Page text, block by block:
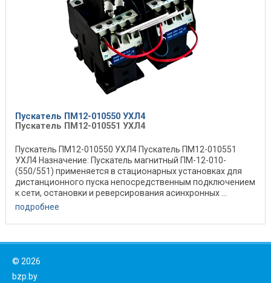
Пускатель ПМ12-010550 УХЛ4
Пускатель ПМ12-010551 УХЛ4
Пускатель ПМ12-010550 УХЛ4 Пускатель ПМ12-010551
УХЛ4 Назначение: Пускатель магнитный ПМ-12-010-
(550/551) применяется в стационарных установках для
дистанционного пуска непосредственным подключением
к сети, остановки и реверсирования асинхронных ...
подробнее
© 2026
bzp.by